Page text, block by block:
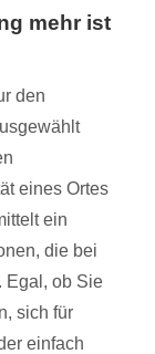
mehr ist
den
eines Ortes
ein
die bei
Egal, ob Sie
sich für
einfach